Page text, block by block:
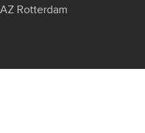
Rotterdam